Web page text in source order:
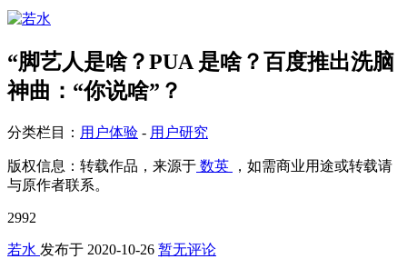
“脚艺人是啥？PUA 是啥？百度推出洗脑
神曲：“你说啥”？
分类栏目： 用户体验 - 用户研究
版权信息： 转载作品，来源于 数英
，如需商业用途或转载请
与原作者联系。
2992
若水 发布于 2020-10-26 暂无评论